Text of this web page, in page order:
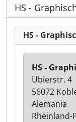
HS -
HS -
HS -
Ubierstr. 4
56072
Alemania
Rheinland-